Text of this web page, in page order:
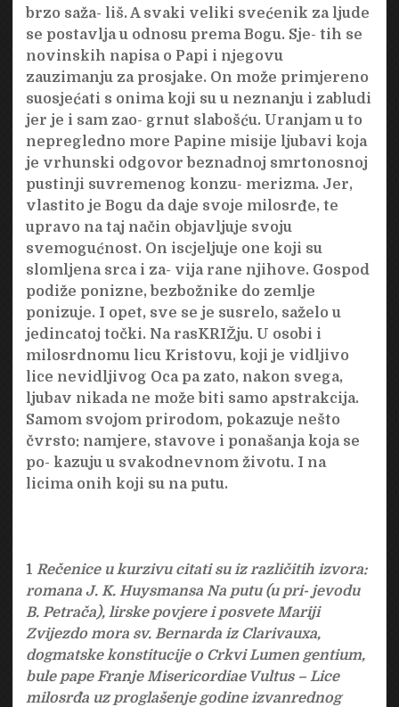
brzo saža- liš. A svaki veliki svećenik za ljude
se postavlja u odnosu prema Bogu. Sje- tih se
novinskih napisa o Papi i njegovu
zauzimanju za prosjake. On može primjereno
suosjećati s onima koji su u neznanju i zabludi
jer je i sam zao- grnut slabošću. Uranjam u to
nepregledno more Papine misije ljubavi koja
je vrhunski odgovor beznadnoj smrtonosnoj
pustinji suvremenog konzu- merizma. Jer,
vlastito je Bogu da daje svoje milosrđe, te
upravo na taj način objavljuje svoju
svemogućnost. On iscjeljuje one koji su
slomljena srca i za- vija rane njihove. Gospod
podiže ponizne, bezbožnike do zemlje
ponizuje. I opet, sve se je susrelo, saželo u
jedincatoj točki. Na rasKRIŽju. U osobi i
milosrdnomu licu Kristovu, koji je vidljivo
lice nevidljivog Oca pa zato, nakon svega,
ljubav nikada ne može biti samo apstrakcija.
Samom svojom prirodom, pokazuje nešto
čvrsto: namjere, stavove i ponašanja koja se
po- kazuju u svakodnevnom životu. I na
licima onih koji su na putu.
1 Rečenice u kurzivu citati su iz različitih izvora:
romana J. K. Huysmansa Na putu (u pri- jevodu
B. Petrača), lirske povjere i posvete Mariji
Zvijezdo mora sv. Bernarda iz Clarivauxa,
dogmatske konstitucije o Crkvi Lumen gentium,
bule pape Franje Misericordiae Vultus – Lice
milosrđa uz proglašenje godine izvanrednog